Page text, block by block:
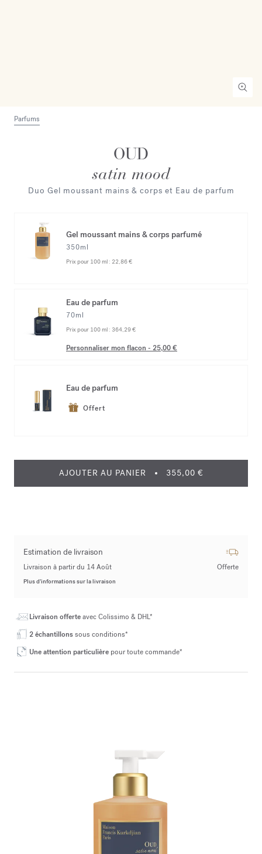
Parfums
OUD
satin mood
Duo Gel moussant mains & corps et Eau de parfum
Gel moussant mains & corps parfumé
350ml
Prix pour 100 ml : 22,86 €
Eau de parfum
70ml
Prix pour 100 ml : 364,29 €
Personnaliser mon flacon - 25,00 €
Eau de parfum
Offert
AJOUTER AU PANIER 355,00 €
Estimation de livraison
Livraison à partir du 14 Août Offerte
Plus d’informations sur la livraison
Livraison offerteavec Colissimo & DHL*
2 échantillonssous conditions*
Une attention particulière pour toute commande*